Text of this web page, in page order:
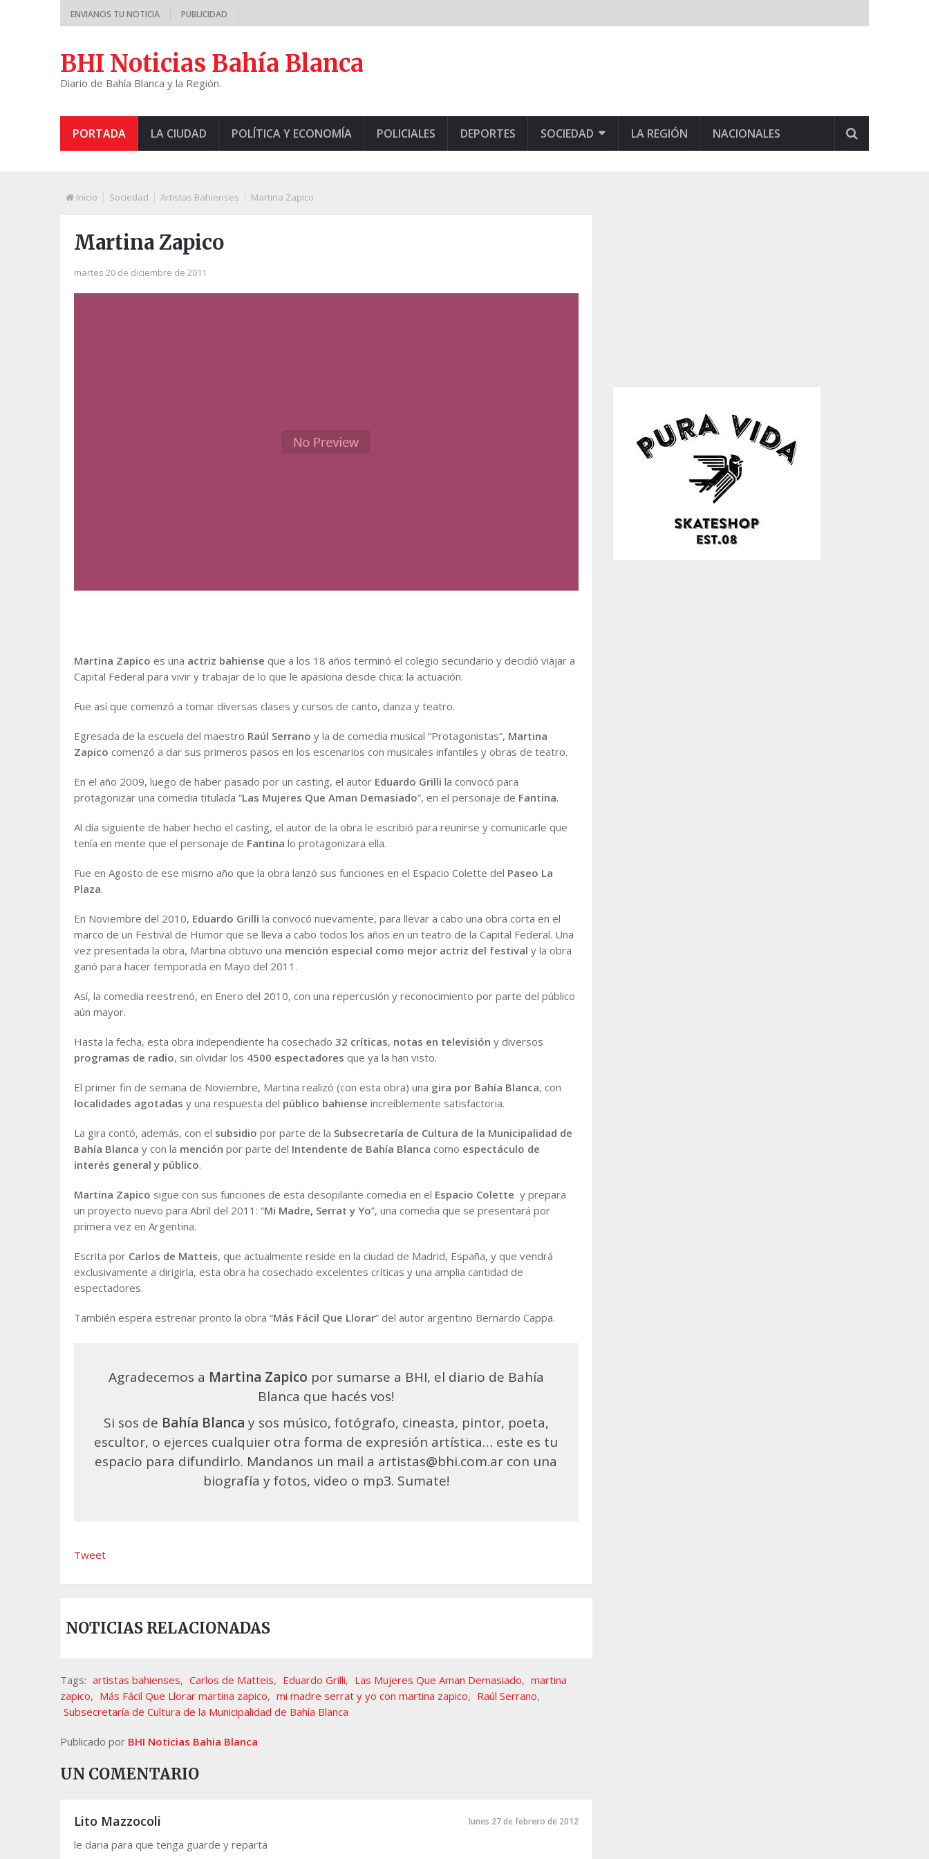
ENVIANOS TU NOTICIA PUBLICIDAD
BHI Noticias Bahía Blanca
Diario de Bahía Blanca y la Región.
PORTADA LA CIUDAD POLÍTICA Y ECONOMÍA POLICIALES DEPORTES SOCIEDAD LA REGIÓN NACIONALES
Inicio Sociedad Artistas Bahienses Martina Zapico
Martina Zapico
martes 20 de diciembre de 2011
Martina Zapico es una actriz bahiense que a los 18 años terminó el colegio secundario y decidió viajar a
Capital Federal para vivir y trabajar de lo que le apasiona desde chica: la actuación.
Fue así que comenzó a tomar diversas clases y cursos de canto, danza y teatro.
Egresada de la escuela del maestro Raúl Serrano y la de comedia musical “Protagonistas”, Martina
Zapico comenzó a dar sus primeros pasos en los escenarios con musicales infantiles y obras de teatro.
En el año 2009, luego de haber pasado por un casting, el autor Eduardo Grilli la convocó para
protagonizar una comedia titulada “Las Mujeres Que Aman Demasiado”, en el personaje de Fantina.
Al día siguiente de haber hecho el casting, el autor de la obra le escribió para reunirse y comunicarle que
tenía en mente que el personaje de Fantina lo protagonizara ella.
Fue en Agosto de ese mismo año que la obra lanzó sus funciones en el Espacio Colette del Paseo La
Plaza.
En Noviembre del 2010, Eduardo Grilli la convocó nuevamente, para llevar a cabo una obra corta en el
marco de un Festival de Humor que se lleva a cabo todos los años en un teatro de la Capital Federal. Una
vez presentada la obra, Martina obtuvo una mención especial como mejor actriz del festival y la obra
ganó para hacer temporada en Mayo del 2011.
Así, la comedia reestrenó, en Enero del 2010, con una repercusión y reconocimiento por parte del público
aún mayor.
Hasta la fecha, esta obra independiente ha cosechado 32 críticas, notas en televisión y diversos
programas de radio, sin olvidar los 4500 espectadores que ya la han visto.
El primer fin de semana de Noviembre, Martina realizó (con esta obra) una gira por Bahía Blanca, con
localidades agotadas y una respuesta del público bahiense increíblemente satisfactoria.
La gira contó, además, con el subsidio por parte de la Subsecretaría de Cultura de la Municipalidad de
Bahía Blanca y con la mención por parte del Intendente de Bahía Blanca como espectáculo de
interés general y público.
Martina Zapico sigue con sus funciones de esta desopilante comedia en el Espacio Colette y prepara
un proyecto nuevo para Abril del 2011: “Mi Madre, Serrat y Yo”, una comedia que se presentará por
primera vez en Argentina.
Escrita por Carlos de Matteis, que actualmente reside en la ciudad de Madrid, España, y que vendrá
exclusivamente a dirigirla, esta obra ha cosechado excelentes críticas y una amplia cantidad de
espectadores.
También espera estrenar pronto la obra “Más Fácil Que Llorar” del autor argentino Bernardo Cappa.
Agradecemos a Martina Zapico por sumarse a BHI, el diario de Bahía
Blanca que hacés vos!
Si sos de Bahía Blanca y sos músico, fotógrafo, cineasta, pintor, poeta,
escultor, o ejerces cualquier otra forma de expresión artística… este es tu
espacio para difundirlo. Mandanos un mail a artistas@bhi.com.ar con una
biografía y fotos, video o mp3. Sumate!
Tweet
NOTICIAS RELACIONADAS
Tags: artistas bahienses, Carlos de Matteis, Eduardo Grilli, Las Mujeres Que Aman Demasiado, martina
zapico, Más Fácil Que Llorar martina zapico, mi madre serrat y yo con martina zapico, Raúl Serrano,
Subsecretaría de Cultura de la Municipalidad de Bahía Blanca
Publicado por BHI Noticias Bahia Blanca
UN COMENTARIO
Lito Mazzocoli lunes 27 de febrero de 2012
le daria para que tenga guarde y reparta